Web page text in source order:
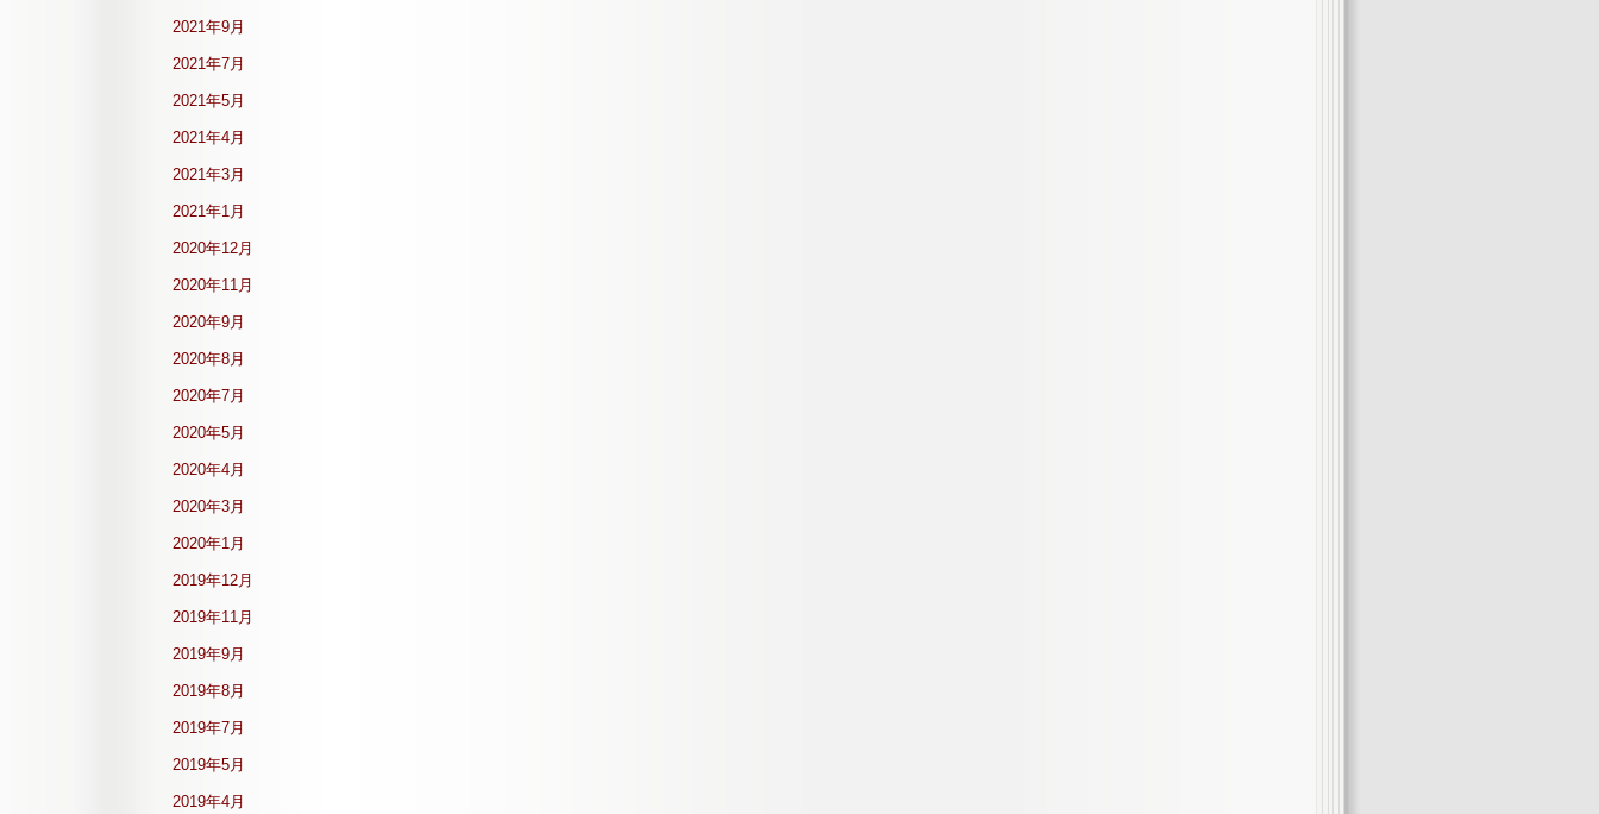
2021年9月
2021年7月
2021年5月
2021年4月
2021年3月
2021年1月
2020年12月
2020年11月
2020年9月
2020年8月
2020年7月
2020年5月
2020年4月
2020年3月
2020年1月
2019年12月
2019年11月
2019年9月
2019年8月
2019年7月
2019年5月
2019年4月